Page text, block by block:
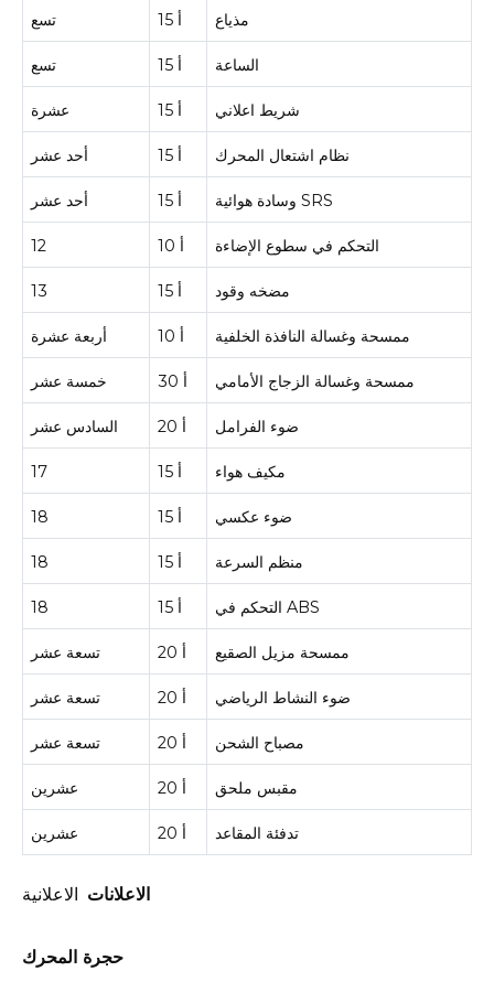
تسع 15 أ مذياع
تسع 15 أ الساعة
عشرة 15 أ شريط اعلاني
أحد عشر 15 أ نظام اشتعال المحرك
أحد عشر 15 أ وسادة هوائية SRS
12 10 أ التحكم في سطوع الإضاءة
13 15 أ مضخه وقود
أربعة عشرة 10 أ ممسحة وغسالة النافذة الخلفية
خمسة عشر 30 أ ممسحة وغسالة الزجاج الأمامي
السادس عشر 20 أ ضوء الفرامل
17 15 أ مكيف هواء
18 15 أ ضوء عكسي
18 15 أ منظم السرعة
18 15 أ التحكم في ABS
تسعة عشر 20 أ ممسحة مزيل الصقيع
تسعة عشر 20 أ ضوء النشاط الرياضي
تسعة عشر 20 أ مصباح الشحن
عشرين 20 أ مقبس ملحق
عشرين 20 أ تدفئة المقاعد
الاعلانات الاعلانية
حجرة المحرك